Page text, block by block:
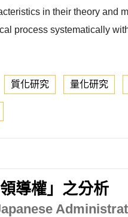
in their theory and
process systematically
質化研究 量化研究
導權」之分析